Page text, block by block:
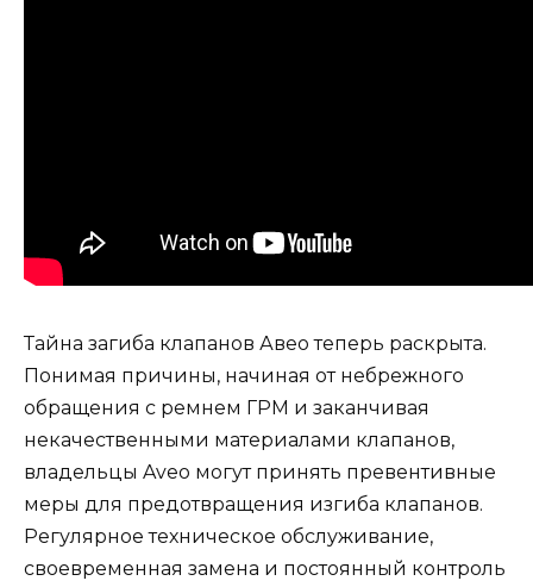
Тайна загиба клапанов Авео теперь раскрыта.
Понимая причины, начиная от небрежного
обращения с ремнем ГРМ и заканчивая
некачественными материалами клапанов,
владельцы Aveo могут принять превентивные
меры для предотвращения изгиба клапанов.
Регулярное техническое обслуживание,
своевременная замена и постоянный контроль